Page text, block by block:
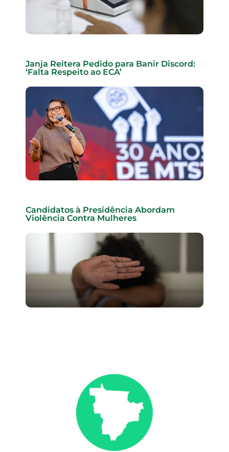
Janja Reitera Pedido para Banir Discord:
‘Falta Respeito ao ECA’
Candidatos à Presidência Abordam
Violência Contra Mulheres